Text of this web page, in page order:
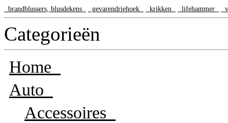
brandblussers, blusdekens gevarendriehoek krikken lifehammer
Categorieën
Home
Auto
Accessoires